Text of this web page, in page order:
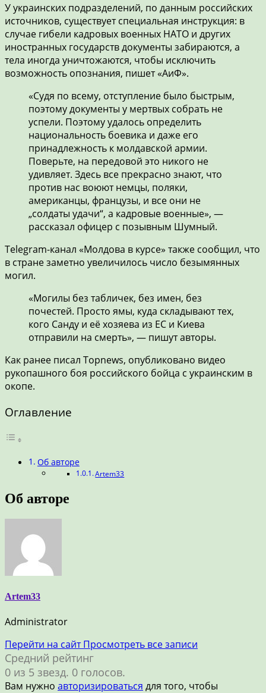
У украинских подразделений, по данным российских
источников, существует специальная инструкция: в
случае гибели кадровых военных НАТО и других
иностранных государств документы забираются, а
тела иногда уничтожаются, чтобы исключить
возможность опознания, пишет «АиФ».
«Судя по всему, отступление было быстрым,
поэтому документы у мертвых собрать не
успели. Поэтому удалось определить
национальность боевика и даже его
принадлежность к молдавской армии.
Поверьте, на передовой это никого не
удивляет. Здесь все прекрасно знают, что
против нас воюют немцы, поляки,
американцы, французы, и все они не
„солдаты удачи“, а кадровые военные», —
рассказал офицер с позывным Шумный.
Telegram-канал «Молдова в курсе» также сообщил, что
в стране заметно увеличилось число безымянных
могил.
«Могилы без табличек, без имен, без
почестей. Просто ямы, куда складывают тех,
кого Санду и её хозяева из ЕС и Киева
отправили на смерть», — пишут авторы.
Как ранее писал Topnews, опубликовано видео
рукопашного боя российского бойца с украинским в
окопе.
Оглавление
Об авторе
Artem33
Об авторе
Artem33
Administrator
Перейти на сайтПросмотреть все записи
Средний рейтинг
0 из 5 звезд. 0 голосов.
Вам нужно авторизироваться для того, чтобы